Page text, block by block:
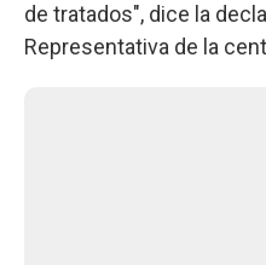
de tratados", dice la
Representativa de la